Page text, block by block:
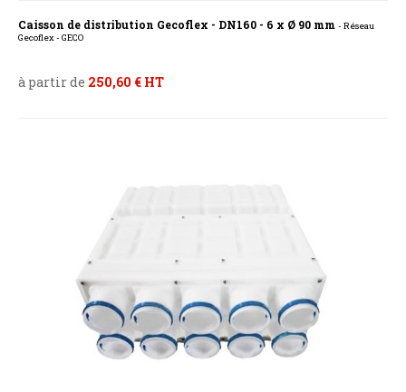
Caisson de distribution Gecoflex - DN160 - 6 x Ø 90 mm - Réseau
Gecoflex - GECO
à partir de 250,60 € HT